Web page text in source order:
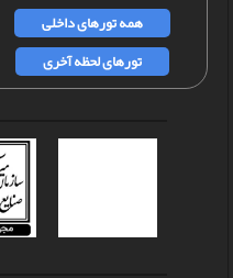
همه تورهای داخلی
تورهای لحظه آخری